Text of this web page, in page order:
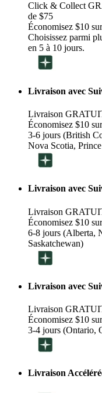
Click & Collect
de $75
Économisez $10
Choisissez parmi
en 5 à 10 jours.
Livraison avec
Livraison
Économisez $10
3-6 jours (British
Nova Scotia,
Livraison avec
Livraison
Économisez $10
6-8 jours (Alberta,
Saskatchewan)
Livraison avec
Livraison
Économisez $10
3-4 jours (Ontario,
Livraison